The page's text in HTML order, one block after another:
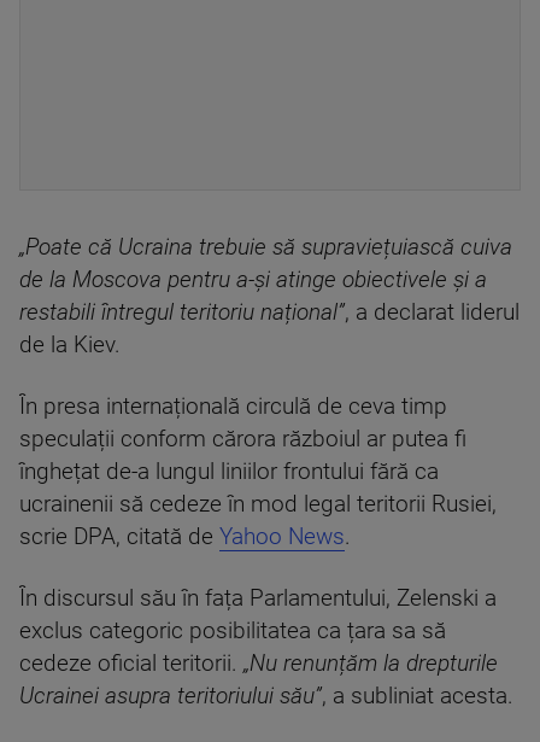
„Poate că Ucraina trebuie să supraviețuiască cuiva
de la Moscova pentru a-și atinge obiectivele și a
restabili întregul teritoriu național”, a declarat liderul
de la Kiev.
În presa internațională circulă de ceva timp
speculații conform cărora războiul ar putea fi
înghețat de-a lungul liniilor frontului fără ca
ucrainenii să cedeze în mod legal teritorii Rusiei,
scrie DPA, citată de Yahoo News.
În discursul său în fața Parlamentului, Zelenski a
exclus categoric posibilitatea ca țara sa să
cedeze oficial teritorii. „Nu renunțăm la drepturile
Ucrainei asupra teritoriului său”, a subliniat acesta.